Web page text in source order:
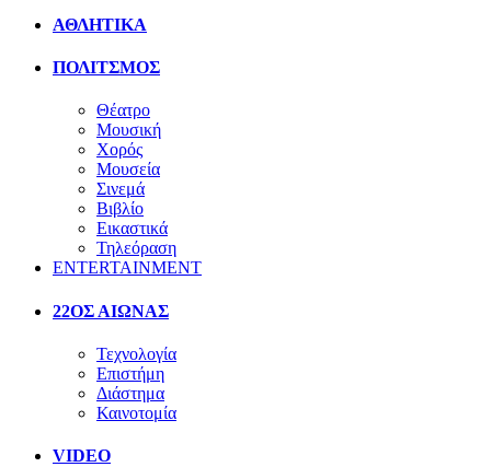
ΑΘΛΗΤΙΚΑ
ΠΟΛΙΤΣΜΟΣ
Θέατρο
Μουσική
Χορός
Μουσεία
Σινεμά
Βιβλίο
Εικαστικά
Τηλεόραση
ENTERTAINMENT
22ΟΣ ΑΙΩΝΑΣ
Τεχνολογία
Επιστήμη
Διάστημα
Καινοτομία
VIDEO